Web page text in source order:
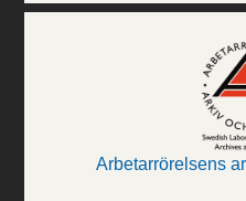
Arbetarrörelsens